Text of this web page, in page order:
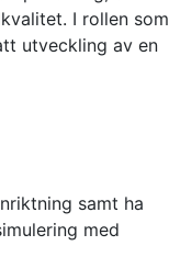
I rollen som
utveckling av en
samt ha
med